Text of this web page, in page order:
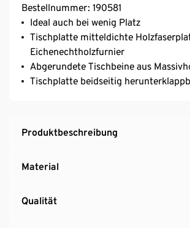
Bestellnummer: 190581
Ideal auch bei wenig Platz
Tischplatte mitteldichte
Eichenechtholzfurnier
Abgerundete Tischbeine aus
Tischplatte beidseitig
Produktbeschreibung
Material
Qualität